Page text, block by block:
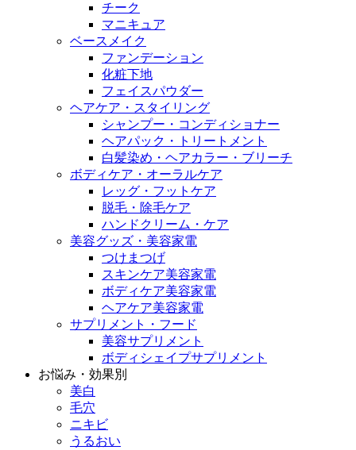
チーク
マニキュア
ベースメイク
ファンデーション
化粧下地
フェイスパウダー
ヘアケア・スタイリング
シャンプー・コンディショナー
ヘアパック・トリートメント
白髪染め・ヘアカラー・ブリーチ
ボディケア・オーラルケア
レッグ・フットケア
脱毛・除毛ケア
ハンドクリーム・ケア
美容グッズ・美容家電
つけまつげ
スキンケア美容家電
ボディケア美容家電
ヘアケア美容家電
サプリメント・フード
美容サプリメント
ボディシェイプサプリメント
お悩み・効果別
美白
毛穴
ニキビ
うるおい